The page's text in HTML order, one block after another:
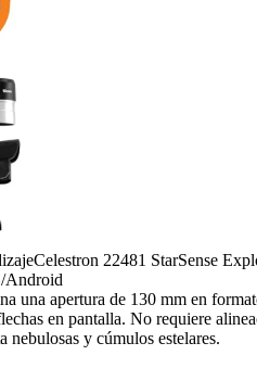
Celestron 22481 StarSense
Android
una apertura de 130 mm en
en pantalla. No requiere
nebulosas y cúmulos estelares.